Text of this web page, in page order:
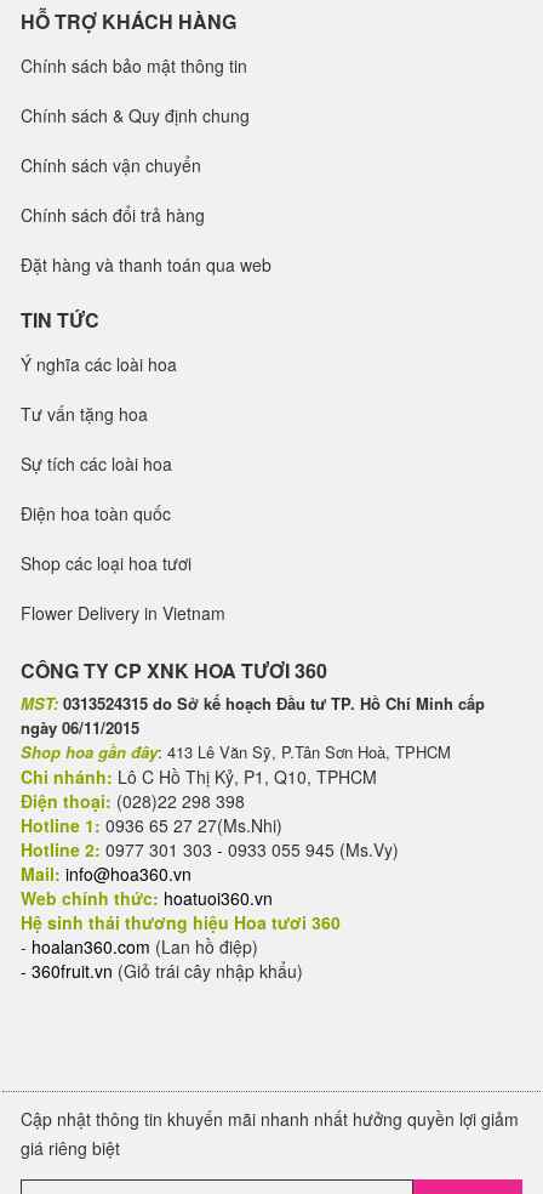
HỖ TRỢ KHÁCH HÀNG
Chính sách bảo mật thông tin
Chính sách & Quy định chung
Chính sách vận chuyển
Chính sách đổi trả hàng
Đặt hàng và thanh toán qua web
TIN TỨC
Ý nghĩa các loài hoa
Tư vấn tặng hoa
Sự tích các loài hoa
Điện hoa toàn quốc
Shop các loại hoa tươi
Flower Delivery in Vietnam
CÔNG TY CP XNK HOA TƯƠI 360
MST: 0313524315 do Sở kế hoạch Đầu tư TP. Hồ Chí Minh cấp
ngày 06/11/2015
Shop hoa gần đây: 413 Lê Văn Sỹ, P.Tân Sơn Hoà, TPHCM
Chi nhánh: Lô C Hồ Thị Kỷ, P1, Q10, TPHCM
Điện thoại: (028)22 298 398
Hotline 1: 0936 65 27 27(Ms.Nhi)
Hotline 2: 0977 301 303 - 0933 055 945 (Ms.Vy)
Mail: info@hoa360.vn
Web chính thức: hoatuoi360.vn
Hệ sinh thái thương hiệu Hoa tươi 360
- hoalan360.com (Lan hồ điệp)
- 360fruit.vn (Giỏ trái cây nhập khẩu)
Cập nhật thông tin khuyến mãi nhanh nhất hưởng quyền lợi giảm
giá riêng biệt